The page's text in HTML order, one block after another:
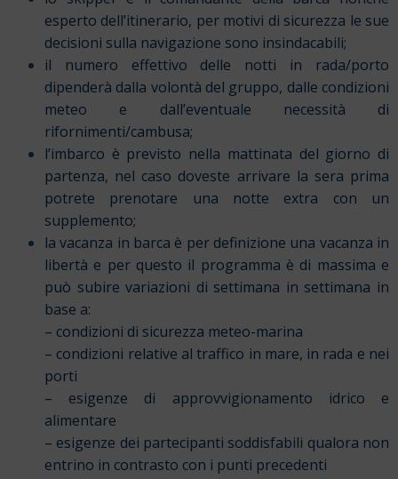
esperto dell’itinerario, per motivi di sicurezza le sue
decisioni sulla navigazione sono insindacabili;
il numero effettivo delle notti in rada/porto
dipenderà dalla volontà del gruppo, dalle condizioni
meteo e dall’eventuale necessità di
rifornimenti/cambusa;
l’imbarco è previsto nella mattinata del giorno di
partenza, nel caso doveste arrivare la sera prima
potrete prenotare una notte extra con un
supplemento;
la vacanza in barca è per definizione una vacanza in
libertà e per questo il programma è di massima e
può subire variazioni di settimana in settimana in
base a:
– condizioni di sicurezza meteo-marina
– condizioni relative al traffico in mare, in rada e nei
porti
– esigenze di approvvigionamento idrico e
alimentare
– esigenze dei partecipanti soddisfabili qualora non
entrino in contrasto con i punti precedenti